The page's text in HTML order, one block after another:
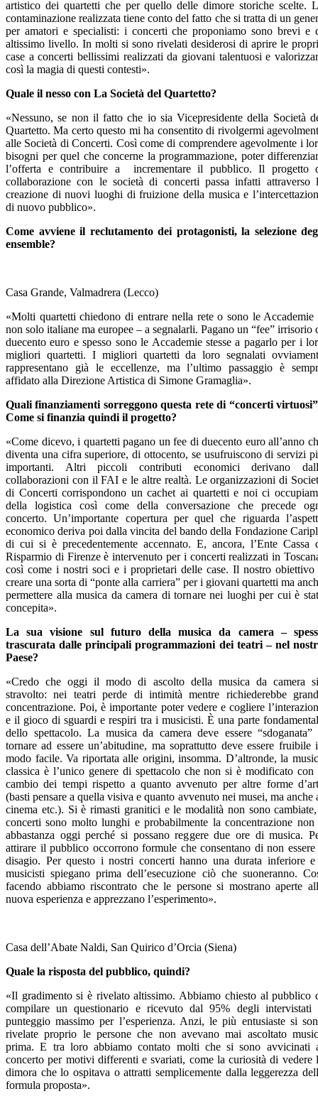
artistico dei quartetti che per quello delle dimore storiche scelte.
contaminazione realizzata tiene conto del fatto che si tratta di un
per amatori e specialisti: i concerti che proponiamo sono brevi e
altissimo livello. In molti si sono rivelati desiderosi di aprire le
case a concerti bellissimi realizzati da giovani talentuosi e
così la magia di questi contesti».
Quale il nesso con La Società del Quartetto?
«Nessuno, se non il fatto che io sia Vicepresidente della Società
Quartetto. Ma certo questo mi ha consentito di rivolgermi
alle Società di Concerti. Così come di comprendere agevolmente i
bisogni per quel che concerne la programmazione, poter
l’offerta e contribuire a incrementare il pubblico. Il progetto
collaborazione con le società di concerti passa infatti attraverso
creazione di nuovi luoghi di fruizione della musica e
di nuovo pubblico».
Come avviene il reclutamento dei protagonisti, la selezione
ensemble?
Casa Grande, Valmadrera (Lecco)
«Molti quartetti chiedono di entrare nella rete o sono le Accademie
non solo italiane ma europee – a segnalarli. Pagano un “fee” irrisorio
duecento euro e spesso sono le Accademie stesse a pagarlo per i
migliori quartetti. I migliori quartetti da loro segnalati
rappresentano già le eccellenze, ma l’ultimo passaggio è
affidato alla Direzione Artistica di Simone Gramaglia».
Quali finanziamenti sorreggono questa rete di “concerti
Come si finanzia quindi il progetto?
«Come dicevo, i quartetti pagano un fee di duecento euro all’anno
diventa una cifra superiore, di ottocento, se usufruiscono di servizi
importanti. Altri piccoli contributi economici derivano
collaborazioni con il FAI e le altre realtà. Le organizzazioni di
di Concerti corrispondono un cachet ai quartetti e noi ci
della logistica così come della conversazione che precede
concerto. Un’importante copertura per quel che riguarda
economico deriva poi dalla vincita del bando della Fondazione
di cui si è precedentemente accennato. E, ancora, l’Ente Cassa
Risparmio di Firenze è intervenuto per i concerti realizzati in
così come i nostri soci e i proprietari delle case. Il nostro obiettivo
creare una sorta di “ponte alla carriera” per i giovani quartetti ma
permettere alla musica da camera di tornare nei luoghi per cui è
concepita».
La sua visione sul futuro della musica da camera –
trascurata dalle principali programmazioni dei teatri – nel
Paese?
«Credo che oggi il modo di ascolto della musica da camera
stravolto: nei teatri perde di intimità mentre richiederebbe
concentrazione. Poi, è importante poter vedere e cogliere
e il gioco di sguardi e respiri tra i musicisti. È una parte
dello spettacolo. La musica da camera deve essere “sdoganata”
tornare ad essere un’abitudine, ma soprattutto deve essere fruibile
modo facile. Va riportata alle origini, insomma. D’altronde, la
classica è l’unico genere di spettacolo che non si è modificato con
cambio dei tempi rispetto a quanto avvenuto per altre forme
(basti pensare a quella visiva e quanto avvenuto nei musei, ma anche
cinema etc.). Si è rimasti granitici e le modalità non sono
concerti sono molto lunghi e probabilmente la concentrazione non
abbastanza oggi perché si possano reggere due ore di musica.
attirare il pubblico occorrono formule che consentano di non essere
disagio. Per questo i nostri concerti hanno una durata inferiore
musicisti spiegano prima dell’esecuzione ciò che suoneranno.
facendo abbiamo riscontrato che le persone si mostrano aperte
nuova esperienza e apprezzano l’esperimento».
Casa dell’Abate Naldi, San Quirico d’Orcia (Siena)
Quale la risposta del pubblico, quindi?
«Il gradimento si è rivelato altissimo. Abbiamo chiesto al pubblico
compilare un questionario e ricevuto dal 95% degli intervistati
punteggio massimo per l’esperienza. Anzi, le più entusiaste si
rivelate proprio le persone che non avevano mai ascoltato
prima. E tra loro abbiamo contato molti che si sono avvicinati
concerto per motivi differenti e svariati, come la curiosità di vedere
dimora che lo ospitava o attratti semplicemente dalla leggerezza
formula proposta».